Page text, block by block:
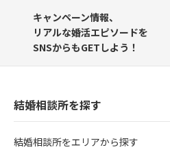
キャンペーン情報、
リアルな婚活エピソードを
SNSからもGETしよう！
結婚相談所を探す
結婚相談所をエリアから探す